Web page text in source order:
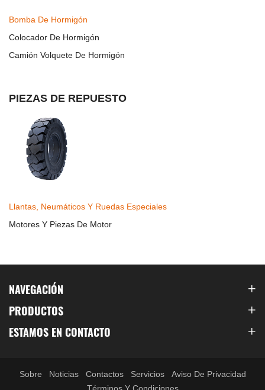
Bomba De Hormigón
Colocador De Hormigón
Camión Volquete De Hormigón
PIEZAS DE REPUESTO
Llantas, Neumáticos Y Ruedas Especiales
Motores Y Piezas De Motor
NAVEGACIÓN
PRODUCTOS
ESTAMOS EN CONTACTO
Sobre Noticias Contactos Servicios
Aviso De Privacidad